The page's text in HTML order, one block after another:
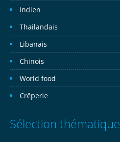
Indien
Thailandais
Libanais
Chinois
World food
Crêperie
Sélection thématique